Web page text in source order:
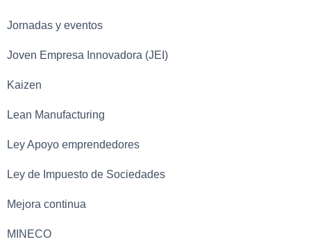
Jornadas y eventos
Joven Empresa Innovadora (JEI)
Kaizen
Lean Manufacturing
Ley Apoyo emprendedores
Ley de Impuesto de Sociedades
Mejora continua
MINECO